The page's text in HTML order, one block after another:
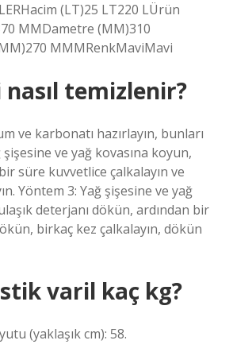
(LT)25 LT220 LÜrün
MMDametre (MM)310
MMMRenkMaviMavi
temizlenir?
ve karbonatı hazırlayın, bunları
ve yağ kovasına koyun,
süre kuvvetlice çalkalayın ve
Yöntem 3: Yağ şişesine ve yağ
deterjanı dökün, ardından bir
birkaç kez çalkalayın, dökün
varil kaç kg?
(yaklaşık cm): 58.